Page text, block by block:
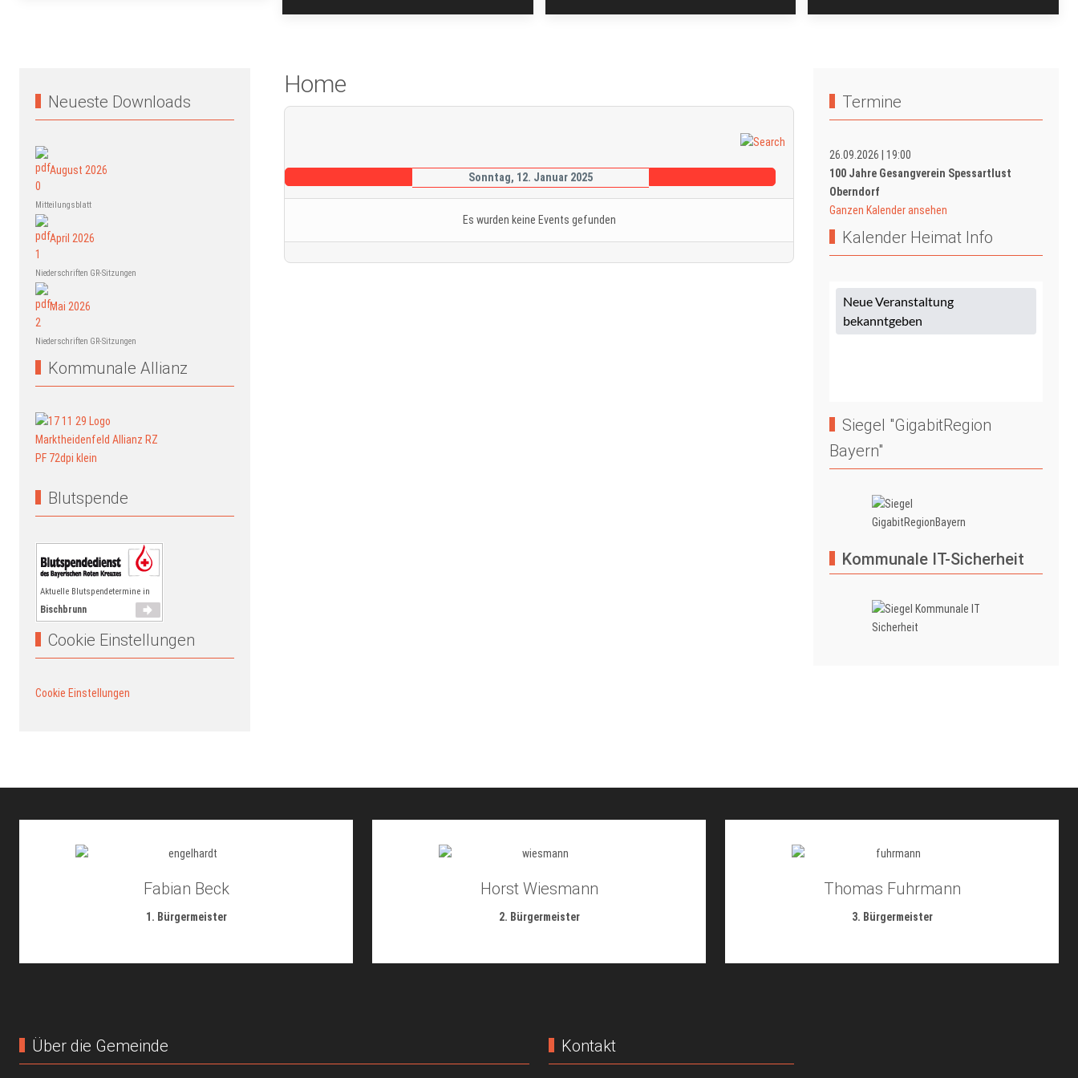
Neueste Downloads
August 2026
Mitteilungsblatt
April 2026
Niederschriften GR-Sitzungen
Mai 2026
Niederschriften GR-Sitzungen
Kommunale Allianz
Blutspende
Aktuelle Blutspendetermine in
Bischbrunn
Cookie Einstellungen
Cookie Einstellungen
Home
Sonntag, 12. Januar 2025
Es wurden keine Events gefunden
Termine
26.09.2026
19:00
100 Jahre Gesangverein Spessartlust
Oberndorf
Ganzen Kalender ansehen
Kalender Heimat Info
Siegel "GigabitRegion
Bayern"
Kommunale IT-Sicherheit
Fabian Beck
1. Bürgermeister
Horst Wiesmann
2. Bürgermeister
Thomas Fuhrmann
3. Bürgermeister
Über die Gemeinde Kontakt